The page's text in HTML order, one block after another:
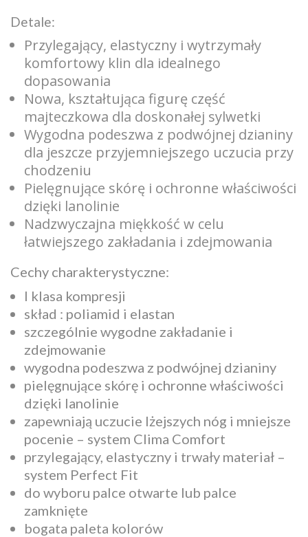
Detale:
Przylegający, elastyczny i wytrzymały
komfortowy klin dla idealnego
dopasowania
Nowa, kształtująca figurę część
majteczkowa dla doskonałej sylwetki
Wygodna podeszwa z podwójnej dzianiny
dla jeszcze przyjemniejszego uczucia przy
chodzeniu
Pielęgnujące skórę i ochronne właściwości
dzięki lanolinie
Nadzwyczajna miękkość w celu
łatwiejszego zakładania i zdejmowania
Cechy charakterystyczne:
I klasa kompresji
skład : poliamid i elastan
szczególnie wygodne zakładanie i
zdejmowanie
wygodna podeszwa z podwójnej dzianiny
pielęgnujące skórę i ochronne właściwości
dzięki lanolinie
zapewniają uczucie lżejszych nóg i mniejsze
pocenie – system Clima Comfort
przylegający, elastyczny i trwały materiał –
system Perfect Fit
do wyboru palce otwarte lub palce
zamknięte
bogata paleta kolorów